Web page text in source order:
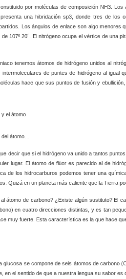
por moléculas de composición NH3.
una hibridación sp3, donde tres de
Los ángulos de enlace son algo menores
107º 20´. El nitrógeno ocupa el vértice de una
tenemos átomos de hidrógeno unidos al
intermoleculares de puntes de hidrógeno al igual
hace que sus puntos de fusión y
átomo…
decir que si el hidrógeno va unido a tantos
lugar. El átomo de flúor es parecido al de
de los hidrocarburos podemos tener una
Quizá en un planeta más caliente que la Tierra
átomo de carbono? ¿Existe algún sustituto? El
en cuatro direcciones distintas, y es tan
muy fuerte. Esta característica es la que hace
glucosa se compone de seis átomos de
en el sentido de que a nuestra lengua su sabor